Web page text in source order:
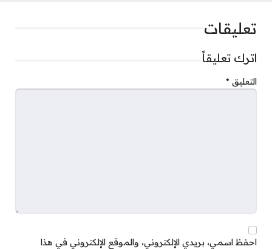
تعليقات
اترك تعليقاً
التعليق *
احفظ اسمي، بريدي الإلكتروني، والموقع الإلكتروني في هذا